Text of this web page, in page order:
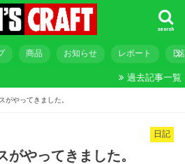
search
商品 お知らせ レポート 日
過去記事一覧
がやってきました。
日記
がやってきました。